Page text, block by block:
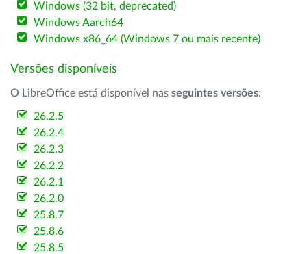
Windows (32 bit, deprecated)
Windows Aarch64
Windows x86_64 (Windows 7 ou mais recente)
Versões disponíveis
O LibreOffice está disponível nas seguintes versões:
26.2.5
26.2.4
26.2.3
26.2.2
26.2.1
26.2.0
25.8.7
25.8.6
25.8.5